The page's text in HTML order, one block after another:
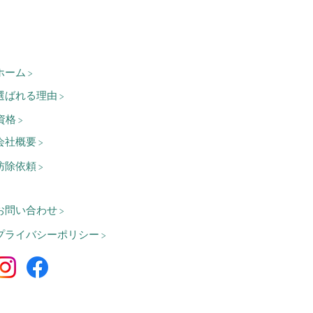
ーム >
ばれる理由 >
格 >
社概要 >
除依頼 >
問い合わせ >
ライバシーポリシー >